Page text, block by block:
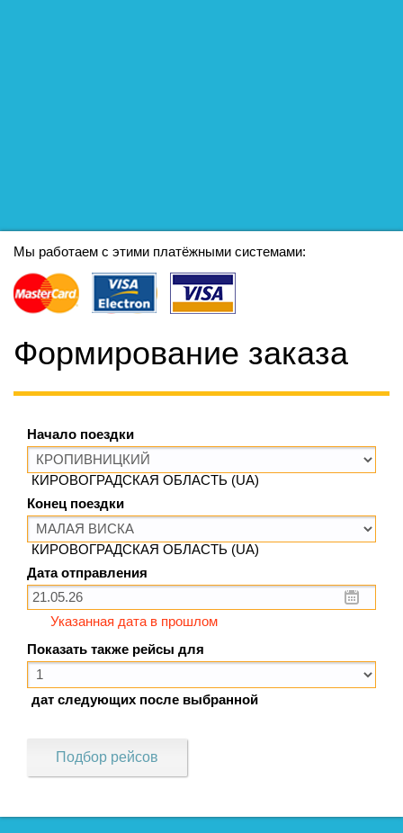
Мы работаем с этими платёжными системами:
Формирование заказа
Начало поездки
КИРОВОГРАДСКАЯ ОБЛАСТЬ (UA)
Конец поездки
КИРОВОГРАДСКАЯ ОБЛАСТЬ (UA)
Дата отправления
Указанная дата в прошлом
Показать также рейсы для
дат следующих после выбранной
Подбор рейсов